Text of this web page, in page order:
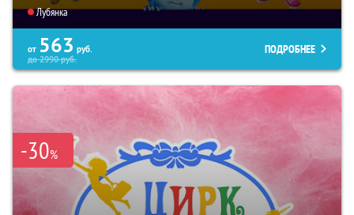
Лубянка
от 563 руб.
до2990руб.
ПОДРОБНЕЕ
-30%